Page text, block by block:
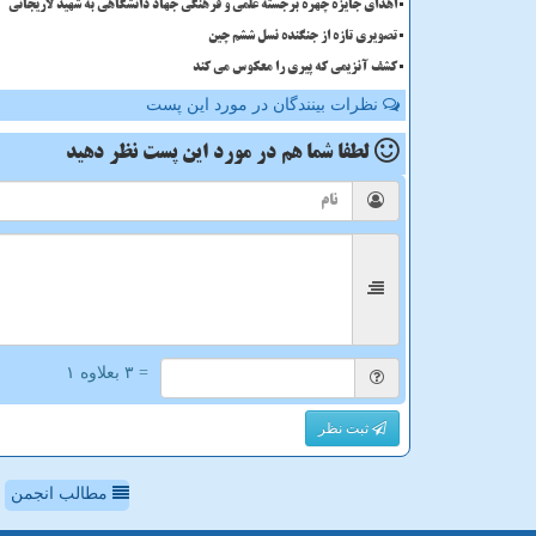
اهدای جایزه چهره برجسته علمی و فرهنگی جهاد دانشگاهی به شهید لاریجانی
تصویری تازه از جنگنده نسل ششم چین
کشف آنزیمی که پیری را معکوس می کند
نظرات بینندگان در مورد این پست
لطفا شما هم در مورد این پست نظر دهید
= ۳ بعلاوه ۱
ثبت نظر
مطالب انجمن